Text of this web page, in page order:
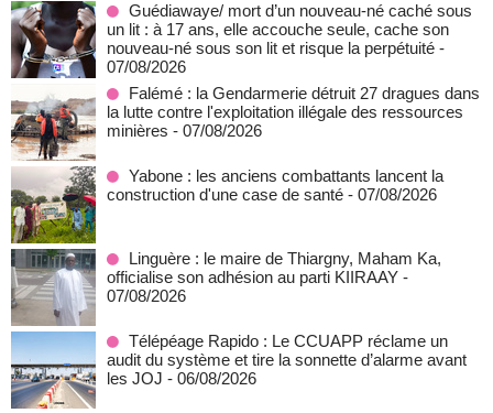
Guédiawaye/ mort d’un nouveau-né caché sous
un lit : à 17 ans, elle accouche seule, cache son
nouveau-né sous son lit et risque la perpétuité -
07/08/2026
Falémé : la Gendarmerie détruit 27 dragues dans
la lutte contre l'exploitation illégale des ressources
minières - 07/08/2026
Yabone : les anciens combattants lancent la
construction d'une case de santé - 07/08/2026
Linguère : le maire de Thiargny, Maham Ka,
officialise son adhésion au parti KIIRAAY -
07/08/2026
Télépéage Rapido : Le CCUAPP réclame un
audit du système et tire la sonnette d’alarme avant
les JOJ - 06/08/2026